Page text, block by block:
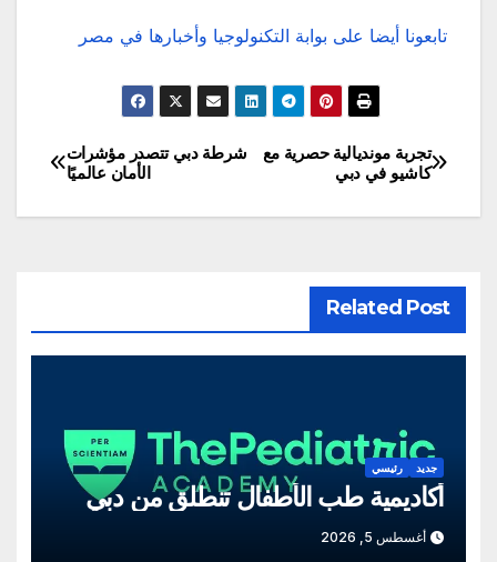
تابعونا أيضا على بوابة التكنولوجيا وأخبارها في مصر
تصفّح
المقالات
شرطة دبي تتصدر مؤشرات
الأمان عالميًا
تجربة مونديالية حصرية مع
كاشيو في دبي
Related Post
جديد رئيسي
أكاديمية طب الأطفال تنطلق من دبي
أغسطس 5, 2026